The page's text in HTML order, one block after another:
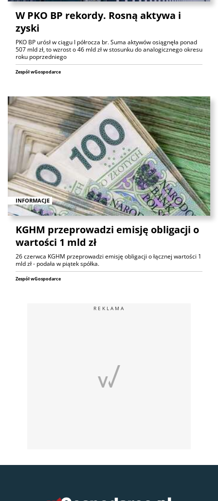
W PKO BP rekordy. Rosną aktywa i
zyski
PKO BP urósł w ciągu I półrocza br. Suma aktywów osiągnęła ponad
507 mld zł, to wzrost o 46 mld zł w stosunku do analogicznego okresu
roku poprzedniego
Zespół wGospodarce
INFORMACJE
KGHM przeprowadzi emisję obligacji o
wartości 1 mld zł
26 czerwca KGHM przeprowadzi emisję obligacji o łącznej wartości 1
mld zł - podała w piątek spółka.
Zespół wGospodarce
REKLAMA